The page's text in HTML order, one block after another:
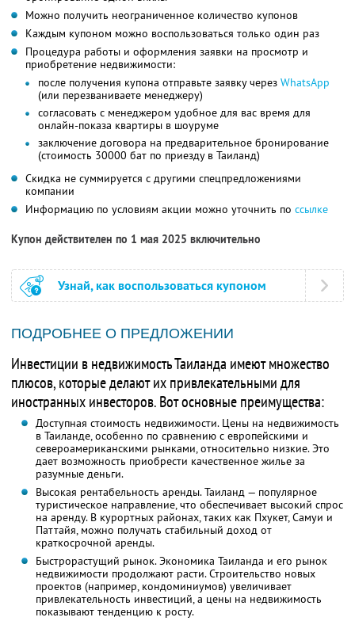
Можно получить неограниченное количество купонов
Каждым купоном можно воспользоваться только один раз
Процедура работы и оформления заявки на просмотр и
приобретение недвижимости:
после получения купона отправьте заявку через WhatsApp
(или перезваниваете менеджеру)
согласовать с менеджером удобное для вас время для
онлайн-показа квартиры в шоуруме
заключение договора на предварительное бронирование
(стоимость 30000 бат по приезду в Таиланд)
Скидка не суммируется с другими спецпредложениями
компании
Информацию по условиям акции можно уточнить по ссылке
Купон действителен по 1 мая 2025 включительно
Узнай, как воспользоваться купоном
ПОДРОБНЕЕ О ПРЕДЛОЖЕНИИ
Инвестиции в недвижимость Таиланда имеют множество
плюсов, которые делают их привлекательными для
иностранных инвесторов. Вот основные преимущества:
Доступная стоимость недвижимости. Цены на недвижимость
в Таиланде, особенно по сравнению с европейскими и
североамериканскими рынками, относительно низкие. Это
дает возможность приобрести качественное жилье за
разумные деньги.
Высокая рентабельность аренды. Таиланд — популярное
туристическое направление, что обеспечивает высокий спрос
на аренду. В курортных районах, таких как Пхукет, Самуи и
Паттайя, можно получать стабильный доход от
краткосрочной аренды.
Быстрорастущий рынок. Экономика Таиланда и его рынок
недвижимости продолжают расти. Строительство новых
проектов (например, кондоминиумов) увеличивает
привлекательность инвестиций, а цены на недвижимость
показывают тенденцию к росту.